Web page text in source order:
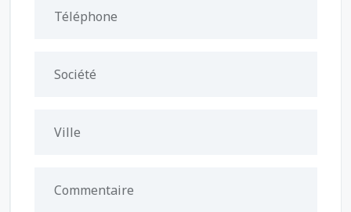
Téléphone
Société
Ville
Commentaire